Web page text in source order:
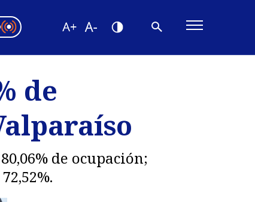
de
de ocupación;